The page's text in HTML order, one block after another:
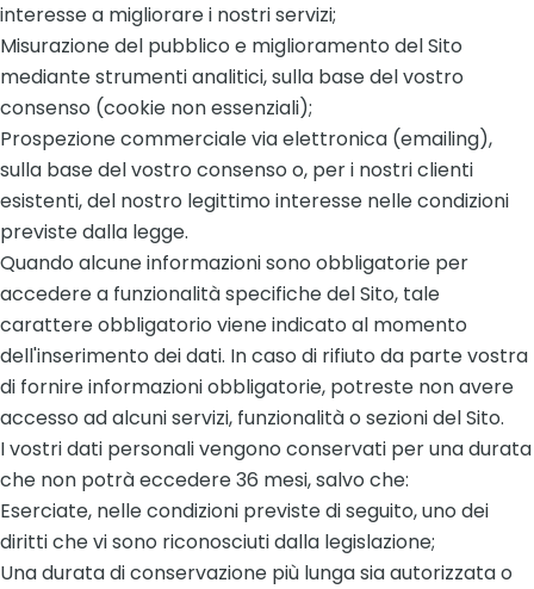
interesse a migliorare i nostri servizi;
Misurazione del pubblico e miglioramento del Sito
mediante strumenti analitici, sulla base del vostro
consenso (cookie non essenziali);
Prospezione commerciale via elettronica (emailing),
sulla base del vostro consenso o, per i nostri clienti
esistenti, del nostro legittimo interesse nelle condizioni
previste dalla legge.
Quando alcune informazioni sono obbligatorie per
accedere a funzionalità specifiche del Sito, tale
carattere obbligatorio viene indicato al momento
dell'inserimento dei dati. In caso di rifiuto da parte vostra
di fornire informazioni obbligatorie, potreste non avere
accesso ad alcuni servizi, funzionalità o sezioni del Sito.
I vostri dati personali vengono conservati per una durata
che non potrà eccedere 36 mesi, salvo che:
Eserciate, nelle condizioni previste di seguito, uno dei
diritti che vi sono riconosciuti dalla legislazione;
Una durata di conservazione più lunga sia autorizzata o